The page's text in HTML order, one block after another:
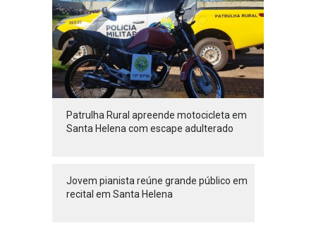
Patrulha Rural apreende motocicleta em
Santa Helena com escape adulterado
Jovem pianista reúne grande público em
recital em Santa Helena